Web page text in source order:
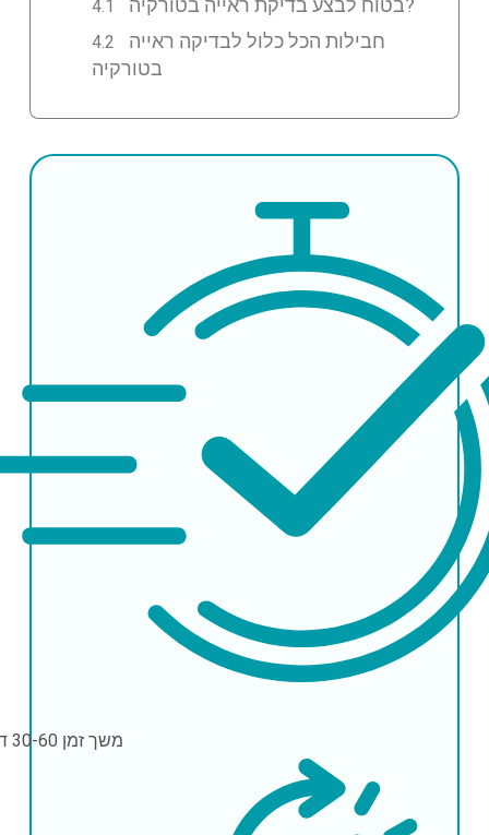
בטוח לבצע בדיקת ראייה בטורקיה?
חבילות הכל כלול לבדיקה ראייה
בטורקיה
משך זמן 30-60 דקות